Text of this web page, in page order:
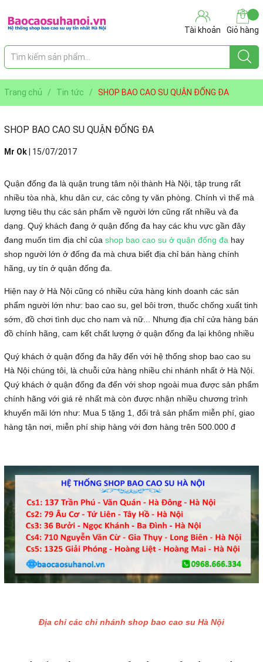
Tài khoản Giỏ hàng
Trang chủ / Tin tức / SHOP BAO CAO SU QUẬN ĐỐNG ĐA
SHOP BAO CAO SU QUẬN ĐỐNG ĐA
Mr Ok 15/07/2017
Quận đống đa là quận trung tâm nội thành Hà Nội, tập trung rất
nhiều tòa nhà, khu dân cư, các công ty văn phòng. Chính vì thế mà
lượng tiêu thụ các sản phẩm về người lớn cũng rất nhiều và đa
dạng. Quý khách đang ở quận đống đa hay các khu vực gần đây
đang muốn tìm địa chỉ của shop bao cao su ở quận đống đa hay
shop người lớn ở đống đa mà chưa biết địa chỉ bán hàng chính
hãng, uy tín ở quận đống đa.
Hiện nay ở Hà Nội cũng có nhiều cửa hàng kinh doanh các sản
phẩm người lớn như: bao cao su, gel bôi trơn, thuốc chống xuất tinh
sớm, đồ chơi tình dục cho nam và nữ... Nhưng địa chỉ cửa hàng bán
đồ chính hãng, cam kết chất lượng ở quận đống đa lại không nhiều
Quý khách ở quận đống đa hãy đến với hệ thống shop bao cao su
Hà Nội chúng tôi, là chuỗi cửa hàng nhiều chi nhánh nhất ở Hà Nội.
Quý khách ở quận đống đa đến với shop ngoài mua được sản phẩm
chính hãng với giá rẻ nhất mà còn được nhận nhiều chương trình
khuyến mãi lớn như: Mua 5 tặng 1, đổi trả sản phẩm miễn phí, giao
hàng tận nơi, miễn phí ship hàng với đơn hàng trên 500.000 đ
Địa chỉ các chi nhánh shop bao cao su Hà Nội